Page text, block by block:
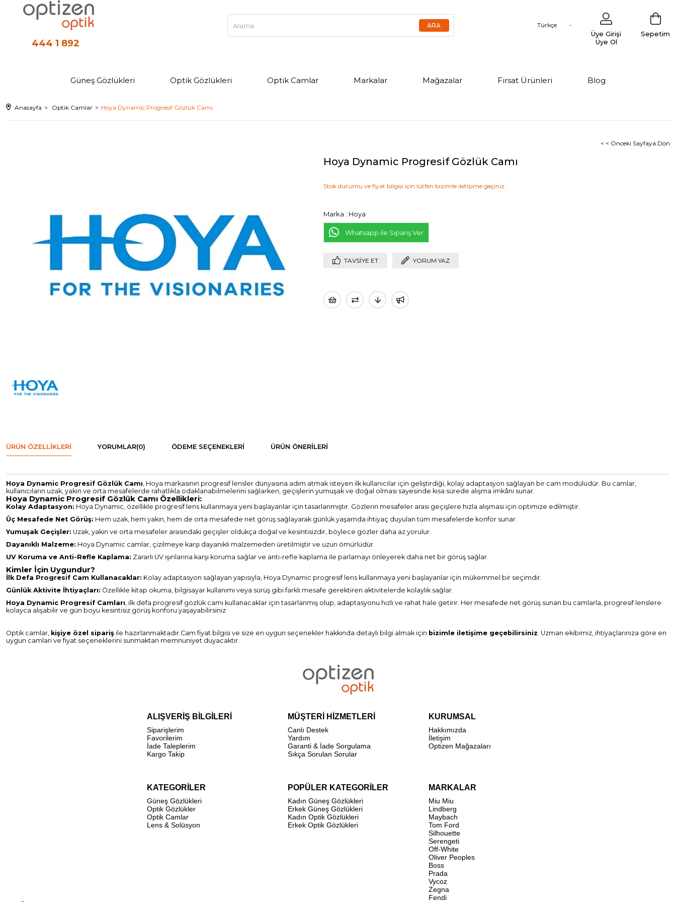
444 1 892
Türkçe
Sepetim
Üye Girişi
Üye Ol
Güneş Gözlükleri Optik Gözlükleri Optik Camlar Markalar Mağazalar Fırsat Ürünleri Blog
Anasayfa Optik Camlar Hoya Dynamic Progresif Gözlük Camı
< < Önceki Sayfaya Dön
Hoya Dynamic Progresif Gözlük Camı
Stok durumu ve fiyat bilgisi için lütfen bizimle iletişime geçiniz.
Marka : Hoya
Whatsapp ile Sipariş Ver
TAVSIYE ET YORUM YAZ
ÜRÜN ÖZELLIKLERI YORUMLAR(0) ÖDEME SEÇENEKLERI ÜRÜN ÖNERILERI
Hoya Dynamic Progresif Gözlük Camı, Hoya markasının progresif lensler dünyasına adım atmak isteyen ilk kullanıcılar için geliştirdiği, kolay adaptasyon sağlayan bir cam modülüdür. Bu camlar,
kullanıcıların uzak, yakın ve orta mesafelerde rahatlıkla odaklanabilmelerini sağlarken, geçişlerin yumuşak ve doğal olması sayesinde kısa sürede alışma imkânı sunar.
Hoya Dynamic Progresif Gözlük Camı Özellikleri:
Kolay Adaptasyon: Hoya Dynamic, özellikle progresif lens kullanmaya yeni başlayanlar için tasarlanmıştır. Gözlerin mesafeler arası geçişlere hızla alışması için optimize edilmiştir.
Üç Mesafede Net Görüş: Hem uzak, hem yakın, hem de orta mesafede net görüş sağlayarak günlük yaşamda ihtiyaç duyulan tüm mesafelerde konfor sunar.
Yumuşak Geçişler: Uzak, yakın ve orta mesafeler arasındaki geçişler oldukça doğal ve kesintisizdir, böylece gözler daha az yorulur.
Dayanıklı Malzeme: Hoya Dynamic camlar, çizilmeye karşı dayanıklı malzemeden üretilmiştir ve uzun ömürlüdür.
UV Koruma ve Anti-Refle Kaplama: Zararlı UV ışınlarına karşı koruma sağlar ve anti-refle kaplama ile parlamayı önleyerek daha net bir görüş sağlar.
Kimler İçin Uygundur?
İlk Defa Progresif Cam Kullanacaklar: Kolay adaptasyon sağlayan yapısıyla, Hoya Dynamic progresif lens kullanmaya yeni başlayanlar için mükemmel bir seçimdir.
Günlük Aktivite İhtiyaçları: Özellikle kitap okuma, bilgisayar kullanımı veya sürüş gibi farklı mesafe gerektiren aktivitelerde kolaylık sağlar.
Hoya Dynamic Progresif Camları, ilk defa progresif gözlük camı kullanacaklar için tasarlanmış olup, adaptasyonu hızlı ve rahat hale getirir. Her mesafede net görüş sunan bu camlarla, progresif lenslere
kolayca alışabilir ve gün boyu kesintisiz görüş konforu yaşayabilirsiniz
Optik camlar, kişiye özel sipariş ile hazırlanmaktadır.Cam fiyat bilgisi ve size en uygun seçenekler hakkında detaylı bilgi almak için bizimle iletişime geçebilirsiniz. Uzman ekibimiz, ihtiyaçlarınıza göre en
uygun camları ve fiyat seçeneklerini sunmaktan memnuniyet duyacaktır.
ALIŞVERİŞ BİLGİLERİ
Siparişlerim
Favorilerim
İade Taleplerim
Kargo Takip
MÜŞTERİ HİZMETLERİ
Canlı Destek
Yardım
Garanti & İade Sorgulama
Sıkça Sorulan Sorular
KURUMSAL
Hakkımızda
İletişim
Optizen Mağazaları
KATEGORİLER
Güneş Gözlükleri
Optik Gözlükler
Optik Camlar
Lens & Solüsyon
POPÜLER KATEGORİLER
Kadın Güneş Gözlükleri
Erkek Güneş Gözlükleri
Kadın Optik Gözlükleri
Erkek Optik Gözlükleri
MARKALAR
Miu Miu
Lindberg
Maybach
Tom Ford
Silhouette
Serengeti
Off-White
Oliver Peoples
Boss
Prada
Vycoz
Zegna
Fendi